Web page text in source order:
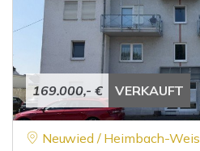
169.000,- € VERKAUFT
Neuwied / Heimbach-Weis